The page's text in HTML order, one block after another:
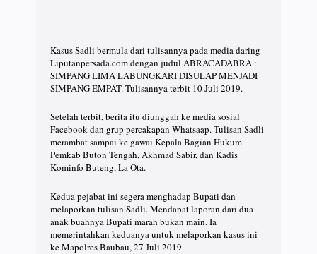
Kasus Sadli bermula dari tulisannya pada media daring
Liputanpersada.com dengan judul ABRACADABRA :
SIMPANG LIMA LABUNGKARI DISULAP MENJADI
SIMPANG EMPAT. Tulisannya terbit 10 Juli 2019.
Setelah terbit, berita itu diunggah ke media sosial
Facebook dan grup percakapan Whatsaap. Tulisan Sadli
merambat sampai ke gawai Kepala Bagian Hukum
Pemkab Buton Tengah, Akhmad Sabir, dan Kadis
Kominfo Buteng, La Ota.
Kedua pejabat ini segera menghadap Bupati dan
melaporkan tulisan Sadli. Mendapat laporan dari dua
anak buahnya Bupati marah bukan main. Ia
memerintahkan keduanya untuk melaporkan kasus ini
ke Mapolres Baubau, 27 Juli 2019.